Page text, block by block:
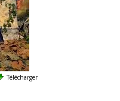
Télécharger